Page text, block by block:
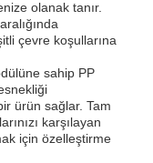
olanak tanır.
çevre koşullarına
sahip PP
ürün sağlar. Tam
karşılayan
için özelleştirme